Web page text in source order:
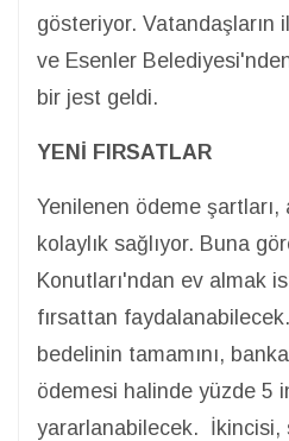
gösteriyor. Vatandaşların
ve Esenler
bir jest geldi.
YENİ FIRSATLAR
Yenilenen ödeme şartları,
kolaylık sağlıyor. Buna
Konutları'ndan ev almak
fırsattan
bedelinin tamamını,
ödemesi halinde yüzde 5
yararlanabilecek. İkincisi,